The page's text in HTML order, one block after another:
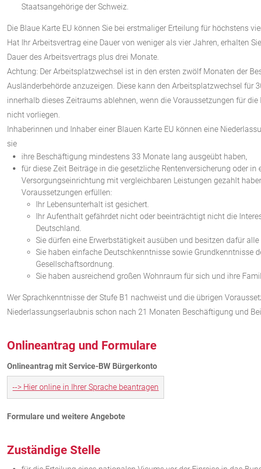
Staatsangehörige der Schweiz.
Die Blaue Karte EU können Sie bei erstmaliger Erteilung für höchstens
Hat Ihr Arbeitsvertrag eine Dauer von weniger als vier Jahren, erhalten
Dauer des Arbeitsvertrags plus drei Monate.
Achtung: Der Arbeitsplatzwechsel ist in den ersten zwölf Monaten der
Ausländerbehörde anzuzeigen. Diese kann den Arbeitsplatzwechsel für
innerhalb dieses Zeitraums ablehnen, wenn die Voraussetzungen für die
nicht vorliegen.
Inhaberinnen und Inhaber einer Blauen Karte EU können eine
sie
ihre Beschäftigung mindestens 33 Monate lang ausgeübt haben,
für diese Zeit Beiträge in die gesetzliche Rentenversicherung oder in
Versorgungseinrichtung mit vergleichbaren Leistungen gezahlt
Voraussetzungen erfüllen:
Ihr Lebensunterhalt ist gesichert.
Ihr Aufenthalt gefährdet nicht oder beeinträchtigt nicht die
Deutschland.
Sie dürfen eine Erwerbstätigkeit ausüben und besitzen dafür
Sie haben einfache Deutschkenntnisse sowie Grundkenntnisse
Gesellschaftsordnung.
Sie haben ausreichend großen Wohnraum für sich und ihre
Wer Sprachkenntnisse der Stufe B1 nachweist und die übrigen
Niederlassungserlaubnis schon nach 21 Monaten Beschäftigung und
Onlineantrag und Formulare
--> Hier online in Ihrer Sprache beantragen
Zuständige Stelle